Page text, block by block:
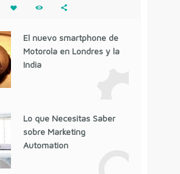
El nuevo smartphone de
Motorola en Londres y la
India
Lo que Necesitas Saber
sobre Marketing
Automation